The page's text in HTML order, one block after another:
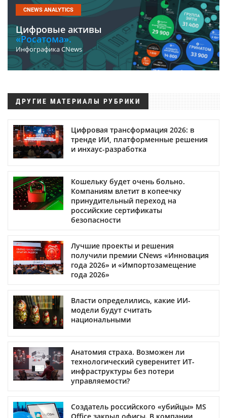
CNEWS ANALYTICS
Цифровые активы
«Росатома».
Инфографика CNews
ДРУГИЕ МАТЕРИАЛЫ РУБРИКИ
Цифровая трансформация 2026: в
тренде ИИ, платформенные решения
и инхаус-разработка
Кошельку будет очень больно.
Компаниям влетит в копеечку
принудительный переход на
российские сертификаты
безопасности
Лучшие проекты и решения
получили премии CNews «Инновация
года 2026» и «Импортозамещение
года 2026»
Власти определились, какие ИИ-
модели будут считать
национальными
Анатомия страха. Возможен ли
технологический суверенитет ИТ-
инфраструктуры без потери
управляемости?
Создатель российского «убийцы» MS